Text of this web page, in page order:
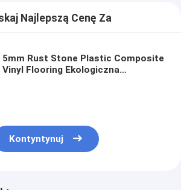
Najlepszą Cenę Za
5mm Rust Stone Plastic Composite
Vinyl Flooring Ekologiczna
Kontyntynuj